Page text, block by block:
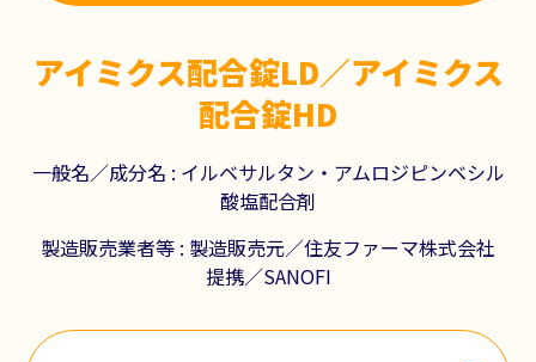
アイミクス配合錠LD／アイミクス
配合錠HD
一般名／成分名 : イルベサルタン・アムロジピンベシル
酸塩配合剤
製造販売業者等 : 製造販売元／住友ファーマ株式会社
提携／SANOFI